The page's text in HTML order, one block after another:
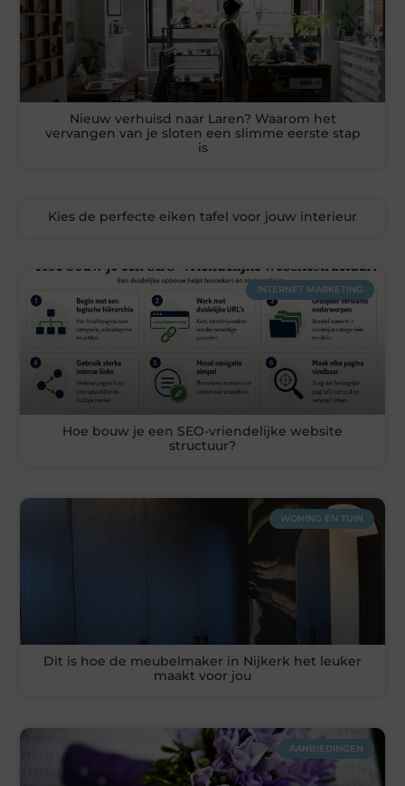
Nieuw verhuisd naar Laren? Waarom het
vervangen van je sloten een slimme eerste stap
is
Kies de perfecte eiken tafel voor jouw interieur
INTERNET MARKETING
Hoe bouw je een SEO-vriendelijke website
structuur?
WONING EN TUIN
Dit is hoe de meubelmaker in Nijkerk het leuker
maakt voor jou
AANBIEDINGEN